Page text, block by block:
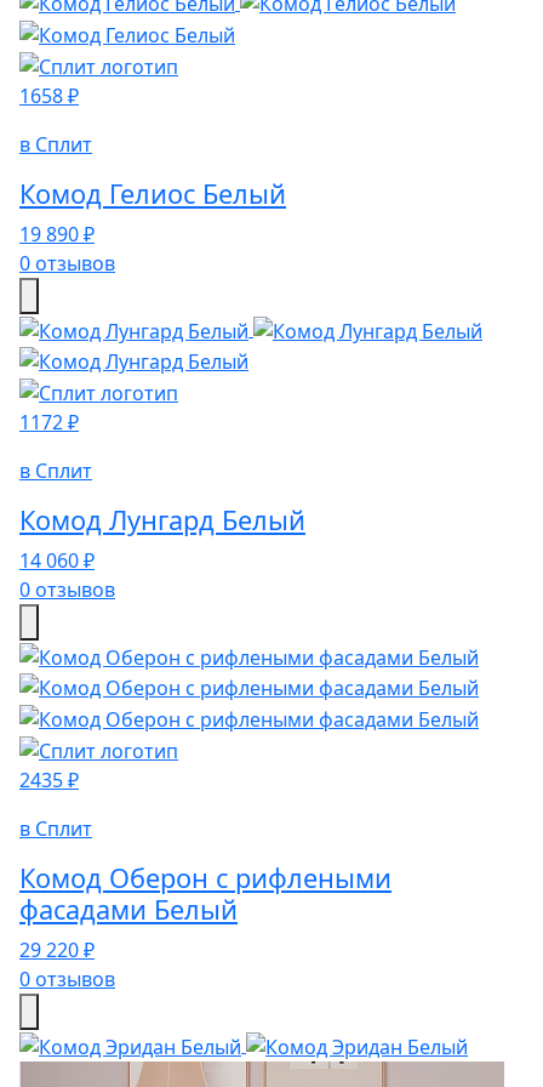
1658 ₽
в Сплит
Комод Гелиос Белый
19 890 ₽
0 отзывов
1172 ₽
в Сплит
Комод Лунгард Белый
14 060 ₽
0 отзывов
2435 ₽
в Сплит
Комод Оберон с рифлеными
фасадами Белый
29 220 ₽
0 отзывов